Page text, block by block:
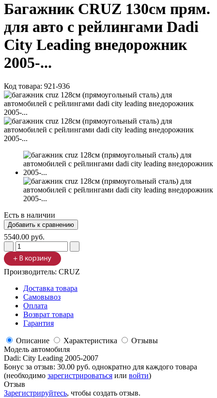
Багажник CRUZ 130см прям.
для авто с рейлингами Dadi
City Leading внедорожник
2005-...
Код товара: 921-936
Есть в наличии
5540.00 руб.
Производитель: CRUZ
Доставка товара
Самовывоз
Оплата
Возврат товара
Гарантия
Описание Характеристика
Отзывы
Модель автомобиля
Dadi: City Leading 2005-2007
Бонус за отзыв: 30.00 руб. однократно для каждого товара
(необходимо зарегистрироваться или войти)
Отзыв
Зарегистрируйтесь, чтобы создать отзыв.